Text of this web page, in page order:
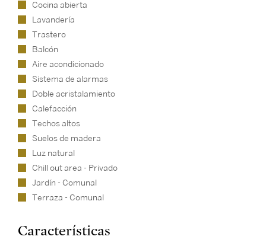
Cocina abierta
Lavandería
Trastero
Balcón
Aire acondicionado
Sistema de alarmas
Doble acristalamiento
Calefacción
Techos altos
Suelos de madera
Luz natural
Chill out area - Privado
Jardín - Comunal
Terraza - Comunal
Características